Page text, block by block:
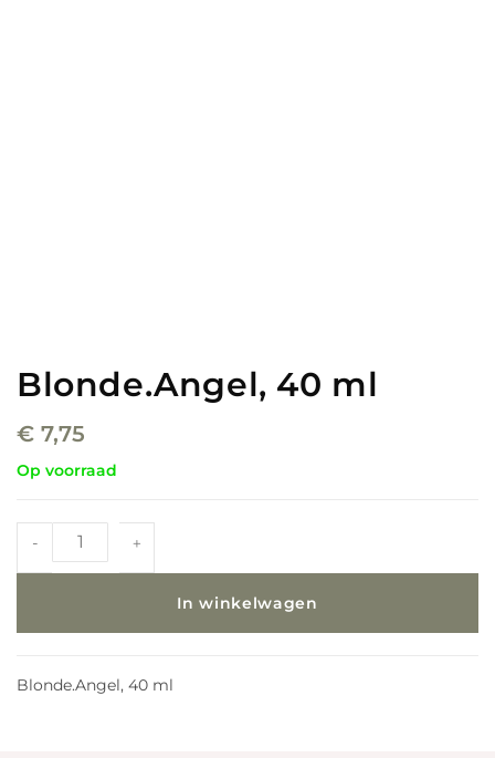
Blonde.Angel, 40 ml
€ 7,75
Op voorraad
- +
In winkelwagen
Blonde.Angel, 40 ml